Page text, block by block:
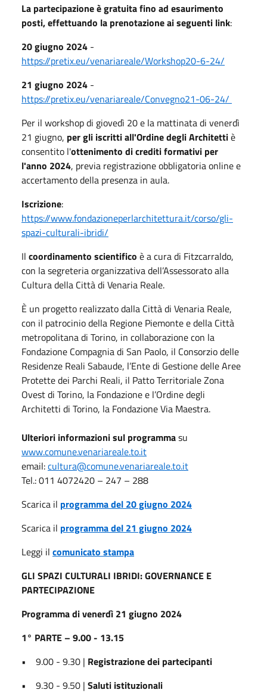
La partecipazione è gratuita fino ad esaurimento
posti, effettuando la prenotazione ai seguenti link:
20 giugno 2024 -
https://pretix.eu/venariareale/Workshop20-6-24/
21 giugno 2024 -
https://pretix.eu/venariareale/Convegno21-06-24/
Per il workshop di giovedì 20 e la mattinata di venerdì
21 giugno, per gli iscritti all'Ordine degli Architettiè
consentito l'ottenimento di crediti formativi per
l'anno 2024, previa registrazione obbligatoria online e
accertamento della presenza in aula.
Iscrizione:
https://www.fondazioneperlarchitettura.it/corso/gli-
spazi-culturali-ibridi/
Il coordinamento scientifico è a cura di Fitzcarraldo,
con la segreteria organizzativa dell’Assessorato alla
Cultura della Città di Venaria Reale.
È un progetto realizzato dalla Città di Venaria Reale,
con il patrocinio della Regione Piemonte e della Città
metropolitana di Torino, in collaborazione con la
Fondazione Compagnia di San Paolo, il Consorzio delle
Residenze Reali Sabaude, l’Ente di Gestione delle Aree
Protette dei Parchi Reali, il Patto Territoriale Zona
Ovest di Torino, la Fondazione e l’Ordine degli
Architetti di Torino, la Fondazione Via Maestra.
Ulteriori informazioni sul programmasu
www.comune.venariareale.to.it
email:cultura@comune.venariareale.to.it
Tel.: 011 4072420 – 247 – 288
Scarica il programma del 20 giugno 2024
Scarica il programma del 21 giugno 2024
Leggi il comunicato stampa
GLI SPAZI CULTURALI IBRIDI: GOVERNANCE E
PARTECIPAZIONE
Programma di venerdì 21 giugno 2024
1° PARTE – 9.00 - 13.15
• 9.00 - 9.30 | Registrazione dei partecipanti
• 9.30 - 9.50 | Saluti istituzionali